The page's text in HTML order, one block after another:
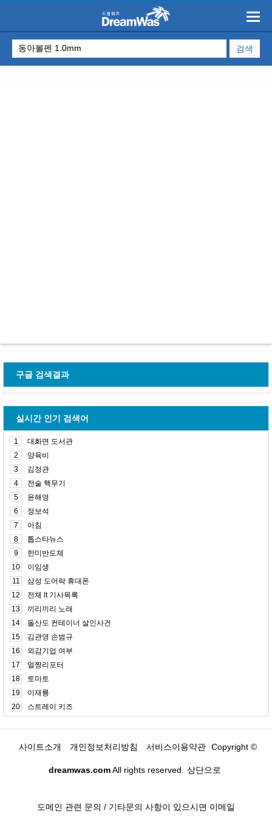
구글 검색결과
실시간 인기 검색어
1
대화면 도서관
2
양육비
3
김정관
4
전술 핵무기
5
윤해영
6
정보석
7
아침
8
톱스타뉴스
9
한미반도체
10
이임생
11
삼성 도어락 휴대폰
12
전체 lt 기사목록
13
끼리끼리 노래
14
돌산도 컨테이너 살인사건
15
김관영 손범규
16
외감기업 여부
17
얼짱리포터
18
토마토
19
이재룡
20
스트레이 키즈
사이트소개 개인정보처리방침 서비스이용약관 Copyright ©
dreamwas.comAll rights reserved. 상단으로
도메인 관련 문의 / 기타문의 사항이 있으시면 이메일